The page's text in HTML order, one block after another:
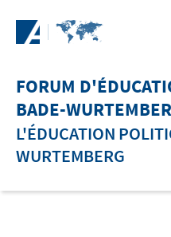
FORUM
BADE-
L'ÉDUCATION
WURTEMBERG